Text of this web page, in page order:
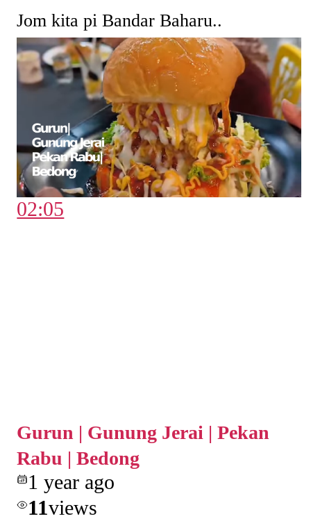
Jom kita pi Bandar Baharu..
02:05
Gurun | Gunung Jerai | Pekan
Rabu | Bedong
1 year ago
11views